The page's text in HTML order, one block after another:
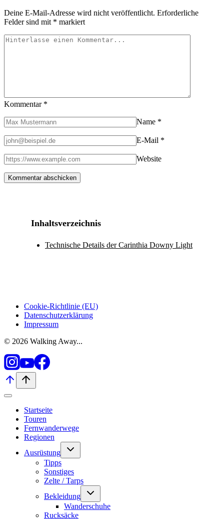
Astronaut
Ice
Deine E-Mail-Adresse wird nicht veröffentlicht. Erforderliche
Felder sind mit * markiert
Kommentar *
Name *
E-Mail *
Website
Inhaltsverzeichnis
Technische Details der Carinthia Downy Light
Cookie-Richtlinie (EU)
Datenschutzerklärung
Impressum
© 2026 Walking Away...
Startseite
Touren
Fernwanderwege
Regionen
Ausrüstung
Untermenü
umschalten
Tipps
Sonstiges
Zelte / Tarps
Bekleidung
Untermenü
umschalten
Wanderschuhe
Rucksäcke